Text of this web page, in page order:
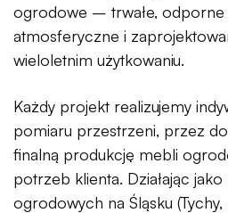
ogrodowe – trwałe, odporne
atmosferyczne i
wieloletnim użytkowaniu.
Każdy projekt realizujemy
pomiaru przestrzeni, przez
finalną produkcję mebli
potrzeb klienta. Działając
ogrodowych na Śląsku